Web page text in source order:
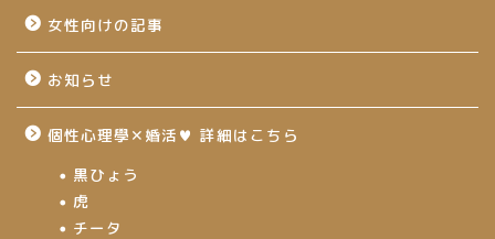
女性向けの記事
お知らせ
個性心理學✕婚活♥ 詳細はこちら
黒ひょう
虎
チータ